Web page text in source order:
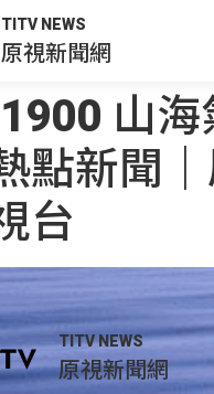
TITV NEWS
原視新聞網
山海
點新聞
台
TITV NEWS
原視新聞網